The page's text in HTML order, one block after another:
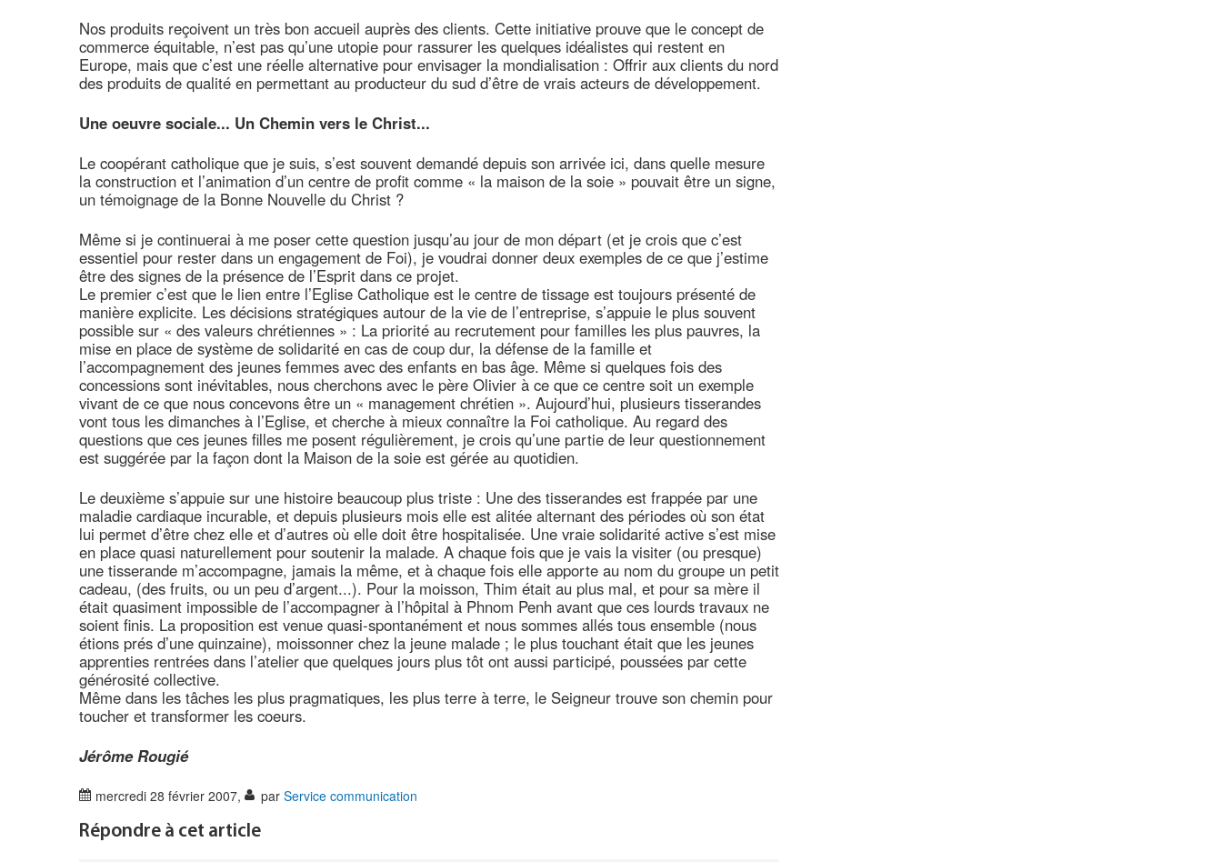
Nos produits reçoivent un très bon accueil auprès des clients. Cette initiative prouve que le concept de
commerce équitable, n’est pas qu’une utopie pour rassurer les quelques idéalistes qui restent en
Europe, mais que c’est une réelle alternative pour envisager la mondialisation : Offrir aux clients du nord
des produits de qualité en permettant au producteur du sud d’être de vrais acteurs de développement.
Une oeuvre sociale... Un Chemin vers le Christ...
Le coopérant catholique que je suis, s’est souvent demandé depuis son arrivée ici, dans quelle mesure
la construction et l’animation d’un centre de profit comme « la maison de la soie » pouvait être un signe,
un témoignage de la Bonne Nouvelle du Christ ?
Même si je continuerai à me poser cette question jusqu’au jour de mon départ (et je crois que c’est
essentiel pour rester dans un engagement de Foi), je voudrai donner deux exemples de ce que j’estime
être des signes de la présence de l’Esprit dans ce projet.
Le premier c’est que le lien entre l’Eglise Catholique est le centre de tissage est toujours présenté de
manière explicite. Les décisions stratégiques autour de la vie de l’entreprise, s’appuie le plus souvent
possible sur « des valeurs chrétiennes » : La priorité au recrutement pour familles les plus pauvres, la
mise en place de système de solidarité en cas de coup dur, la défense de la famille et
l’accompagnement des jeunes femmes avec des enfants en bas âge. Même si quelques fois des
concessions sont inévitables, nous cherchons avec le père Olivier à ce que ce centre soit un exemple
vivant de ce que nous concevons être un « management chrétien ». Aujourd’hui, plusieurs tisserandes
vont tous les dimanches à l’Eglise, et cherche à mieux connaître la Foi catholique. Au regard des
questions que ces jeunes filles me posent régulièrement, je crois qu’une partie de leur questionnement
est suggérée par la façon dont la Maison de la soie est gérée au quotidien.
Le deuxième s’appuie sur une histoire beaucoup plus triste : Une des tisserandes est frappée par une
maladie cardiaque incurable, et depuis plusieurs mois elle est alitée alternant des périodes où son état
lui permet d’être chez elle et d’autres où elle doit être hospitalisée. Une vraie solidarité active s’est mise
en place quasi naturellement pour soutenir la malade. A chaque fois que je vais la visiter (ou presque)
une tisserande m’accompagne, jamais la même, et à chaque fois elle apporte au nom du groupe un petit
cadeau, (des fruits, ou un peu d’argent...). Pour la moisson, Thim était au plus mal, et pour sa mère il
était quasiment impossible de l’accompagner à l’hôpital à Phnom Penh avant que ces lourds travaux ne
soient finis. La proposition est venue quasi-spontanément et nous sommes allés tous ensemble (nous
étions prés d’une quinzaine), moissonner chez la jeune malade ; le plus touchant était que les jeunes
apprenties rentrées dans l’atelier que quelques jours plus tôt ont aussi participé, poussées par cette
générosité collective.
Même dans les tâches les plus pragmatiques, les plus terre à terre, le Seigneur trouve son chemin pour
toucher et transformer les coeurs.
Jérôme Rougié
mercredi 28 février 2007, par Service communication
Répondre à cet article